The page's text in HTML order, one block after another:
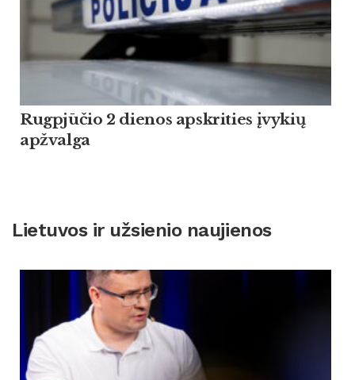
Rugpjūčio 2 dienos apskrities įvykių
apžvalga
Lietuvos ir užsienio naujienos